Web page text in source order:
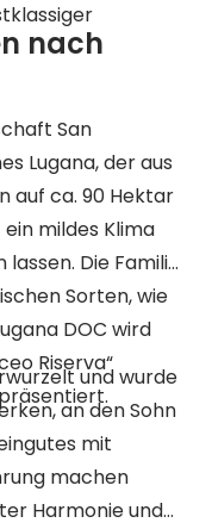
nach
San
Lugana, der aus
auf ca. 90 Hektar
mildes Klima
Die Familie
Sorten, wie
DOC wird
Riserva“
und wurde
an den Sohn
mit
machen
Harmonie und